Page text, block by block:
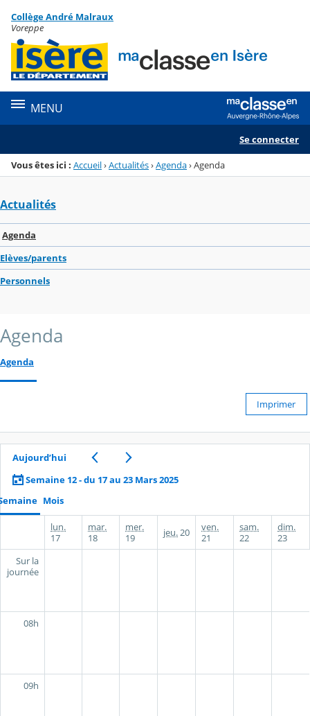
Menu de la rubrique
Contenu
Collège André Malraux
Voreppe
MENU
Se connecter
Vous êtes ici : Accueil›Actualités›Agenda›Agenda
Actualités
Agenda
Elèves/parents
Personnels
Agenda
Agenda
Imprimer
Aujourd’hui
Semaine 12 - du 17 au 23 Mars 2025
Mois
lun.
17
mar.
18
mer.
19
jeu.20
ven.
21
sam.
22
dim.
23
Sur la
journée
08h
09h